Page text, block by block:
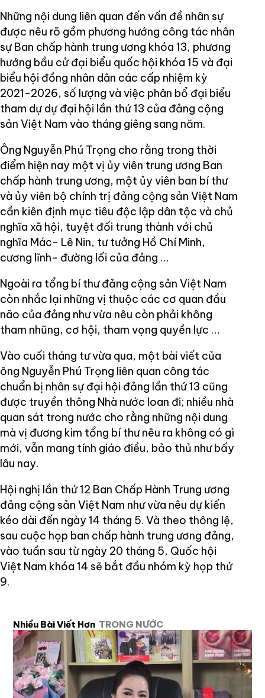
Những nội dung liên quan đến vấn đề nhân sự
được nêu rõ gồm phương hướng công tác nhân
sự Ban chấp hành trung ương khóa 13, phương
hướng bầu cử đại biểu quốc hội khóa 15 và đại
biểu hội đồng nhân dân các cấp nhiệm kỳ
2021-2026, số lượng và việc phân bổ đại biểu
tham dự dự đại hội lần thứ 13 của đảng cộng
sản Việt Nam vào tháng giêng sang năm.
Ông Nguyễn Phú Trọng cho rằng trong thời
điểm hiện nay một vị ủy viên trung ương Ban
chấp hành trung ương, một ủy viên ban bí thư
và ủy viên bộ chính trị đảng cộng sản Việt Nam
cần kiên định mục tiêu độc lập dân tộc và chủ
nghĩa xã hội, tuyệt đối trung thành với chủ
nghĩa Mác- Lê Nin, tư tưởng Hồ Chí Minh,
cương lĩnh- đường lối của đảng …
Ngoài ra tổng bí thư đảng cộng sản Việt Nam
còn nhắc lại những vị thuộc các cơ quan đầu
não của đảng như vừa nêu còn phải không
tham nhũng, cơ hội, tham vọng quyền lực …
Vào cuối tháng tư vừa qua, một bài viết của
ông Nguyễn Phú Trọng liên quan công tác
chuẩn bị nhân sự đại hội đảng lần thứ 13 cũng
được truyền thông Nhà nước loan đi; nhiều nhà
quan sát trong nước cho rằng những nội dung
mà vị đương kim tổng bí thư nêu ra không có gì
mới, vẫn mang tính giáo điều, bảo thủ như bấy
lâu nay.
Hội nghị lần thứ 12 Ban Chấp Hành Trung ương
đảng cộng sản Việt Nam như vừa nêu dự kiến
kéo dài đến ngày 14 tháng 5. Và theo thông lệ,
sau cuộc họp ban chấp hành trung ương đảng,
vào tuần sau từ ngày 20 tháng 5, Quốc hội
Việt Nam khóa 14 sẽ bắt đầu nhóm kỳ họp thứ
9.
Nhiều Bài Viết Hơn TRONG NƯỚC